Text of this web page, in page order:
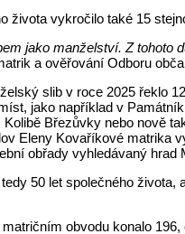
vykročilo také 15
jako manželství. Z
a ověřování Odboru
slib v roce 2025 řeklo
jako například v
Březůvky nebo nově
Eleny Kovaříkové
obřady vyhledávaný
50 let společného
obvodu konalo